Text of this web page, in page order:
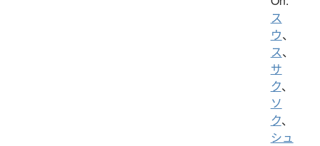
ス
ウ、
ス、
サ
ク、
ソ
ク、
シュ